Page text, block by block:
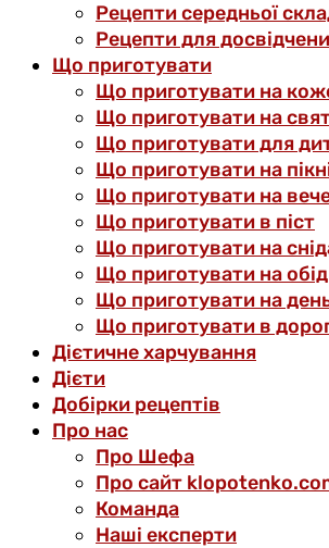
Рецепти середньої
Рецепти для
Що приготувати
Що приготувати на
Що приготувати на
Що приготувати для
Що приготувати на
Що приготувати на
Що приготувати в піст
Що приготувати на
Що приготувати на обід
Що приготувати на
Що приготувати в
Дієтичне харчування
Дієти
Добірки рецептів
Про нас
Про Шефа
Про сайт
Команда
Наші експерти